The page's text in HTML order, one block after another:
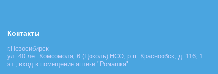
Контакты
г.Новосибирск
ул. 40 лет Комсомола, 6 (Цоколь) НСО, р.п. Краснообск, д. 116, 1
эт., вход в помещение аптеки "Ромашка"